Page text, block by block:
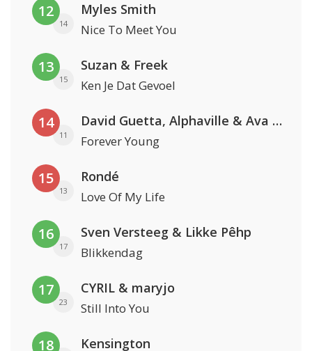
12
14
Myles Smith
Nice To Meet You
13
15
Suzan & Freek
Ken Je Dat Gevoel
14
11
David Guetta, Alphaville & Ava Max
Forever Young
15
13
Rondé
Love Of My Life
16
17
Sven Versteeg & Likke Pêhp
Blikkendag
17
23
CYRIL & maryjo
Still Into You
18 Kensington